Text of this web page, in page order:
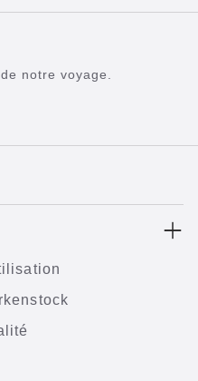
notre voyage.